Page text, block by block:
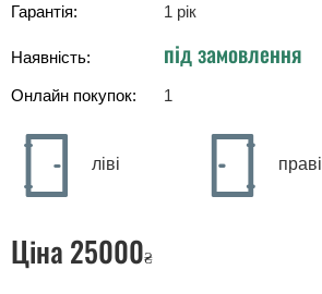
Гарантія:
1 рік
Наявність: під замовлення
Онлайн покупок: 1
ліві праві
Ціна 25000₴